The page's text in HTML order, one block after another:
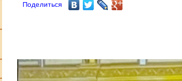
Поделиться